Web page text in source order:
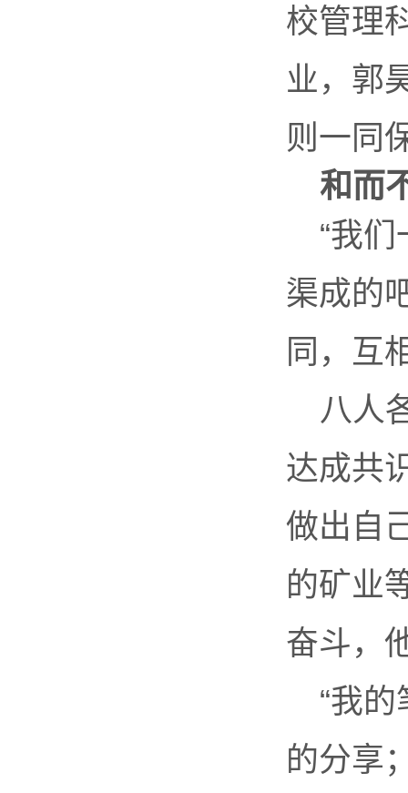
校管理
业，郭
则一同
和而
“我
渠成的
同，互
八人
达成共
做出自
的矿业
奋斗，
“我
的分享